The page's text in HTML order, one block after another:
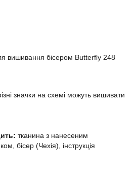
вишивання бісером Butterfly 248
значки на схемі можуть вишивати
тканина з нанесеним
бісер (Чехія), інструкція